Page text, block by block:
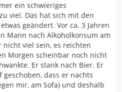
ein schwieriges
viel. Das hat sich mit den
geändert. Vor ca. 3 Jahren
Mann nach Alkoholkonsum am
nicht viel sein, es reichten
Morgen scheinbar noch nicht
Er stank nach Bier. Er
dass er nachts
mir, am Sofa) und deshalb